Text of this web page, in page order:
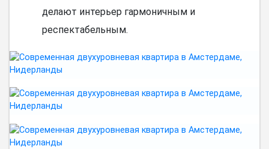
делают интерьер гармоничным и
респектабельным.